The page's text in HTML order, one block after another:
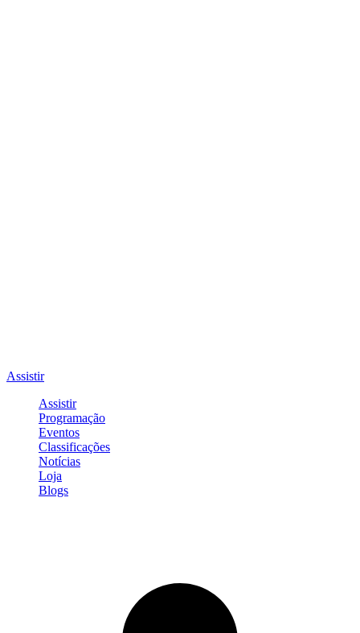
Assistir
Assistir
Programação
Eventos
Classificações
Notícias
Loja
Blogs